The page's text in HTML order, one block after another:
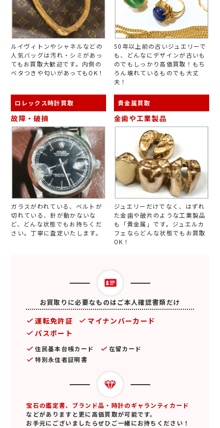
ルイヴィトンやシャネルなどの
人気バッグは汚れ・シミがあっ
てもお買取大歓迎です。内側の
ベタつきや匂いがあってもOK！
50年以上前の古いジュエリーで
も、どんなにデザインが古いも
のでもしっかり高価買取！もち
ろん壊れているものでも大丈
夫！
ロレックス時計買取
故障・破損
ガラスがわれている、ベルトが
切れている、針が動かないな
ど、どんな状態でもお持ちくだ
さい。丁寧に査定いたします。
貴金属買取
金歯や工業製品
ジュエリーだけでなく、はずれ
た金歯や破片のような工業製品
も「貴金属」です。ジュエルカ
フェならどんな状態でもお買取
OK！
お買取りに必要なものはご本人確認書類だけ
運転免許証
マイナンバーカード
パスポート
住民基本台帳カード
在留カード
特別永住者証明書
宝石の鑑定書、ブランド品・時計のギャランティカード
などがありますと更に高価買取が可能です。
お手元にございましたらぜひご一緒にお持ちください！